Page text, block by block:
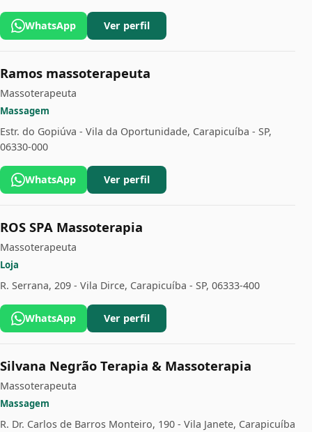
WhatsApp Ver perfil
Ramos massoterapeuta
Massoterapeuta
Massagem
Estr. do Gopiúva - Vila da Oportunidade, Carapicuíba - SP,
06330-000
WhatsApp Ver perfil
ROS SPA Massoterapia
Massoterapeuta
Loja
R. Serrana, 209 - Vila Dirce, Carapicuíba - SP, 06333-400
WhatsApp Ver perfil
Silvana Negrão Terapia & Massoterapia
Massoterapeuta
Massagem
R. Dr. Carlos de Barros Monteiro, 190 - Vila Janete, Carapicuíba